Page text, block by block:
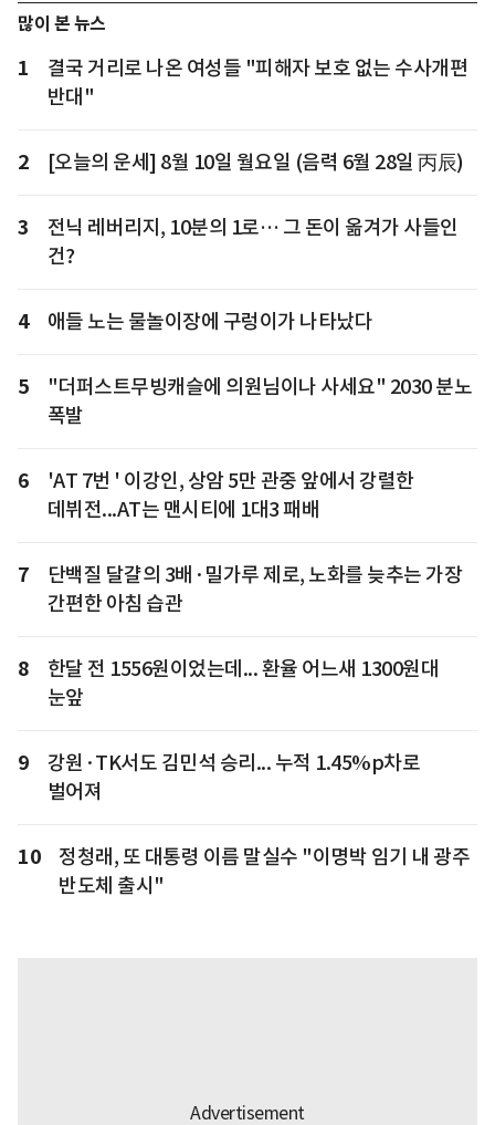
많이 본 뉴스
1
결국 거리로 나온 여성들 "피해자 보호 없는 수사개편
반대"
2 [오늘의 운세] 8월 10일 월요일 (음력 6월 28일 丙辰)
3
전닉 레버리지, 10분의 1로… 그 돈이 옮겨가 사들인
건?
4 애들 노는 물놀이장에 구렁이가 나타났다
5
"더퍼스트무빙캐슬에 의원님이나 사세요" 2030 분노
폭발
6
'AT 7번 ' 이강인, 상암 5만 관중 앞에서 강렬한
데뷔전...AT는 맨시티에 1대3 패배
7
단백질 달걀의 3배·밀가루 제로, 노화를 늦추는 가장
간편한 아침 습관
8
한달 전 1556원이었는데... 환율 어느새 1300원대
눈앞
9
강원·TK서도 김민석 승리... 누적 1.45%p차로
벌어져
10
정청래, 또 대통령 이름 말실수 "이명박 임기 내 광주
반도체 출시"